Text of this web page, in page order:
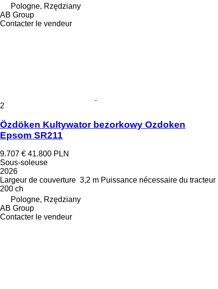
Pologne, Rzędziany
AB Group
Contacter le vendeur
2
Özdöken Kultywator bezorkowy Ozdoken
Epsom SR211
9.707 € 41.800 PLN
Sous-soleuse
2026
Largeur de couverture 3,2 m Puissance nécessaire du tracteur
200 ch
Pologne, Rzędziany
AB Group
Contacter le vendeur